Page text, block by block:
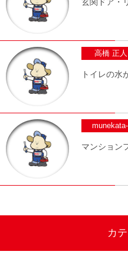
高橋 正人
トイレの水
マンション
カ